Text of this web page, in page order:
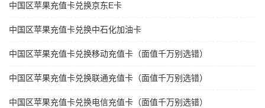
中国区苹果充值卡兑换京东E卡
中国区苹果充值卡兑换中石化加油卡
中国区苹果充值卡兑换移动充值卡（面值千万别选错）
中国区苹果充值卡兑换联通充值卡（面值千万别选错）
中国区苹果充值卡兑换电信充值卡（面值千万别选错）